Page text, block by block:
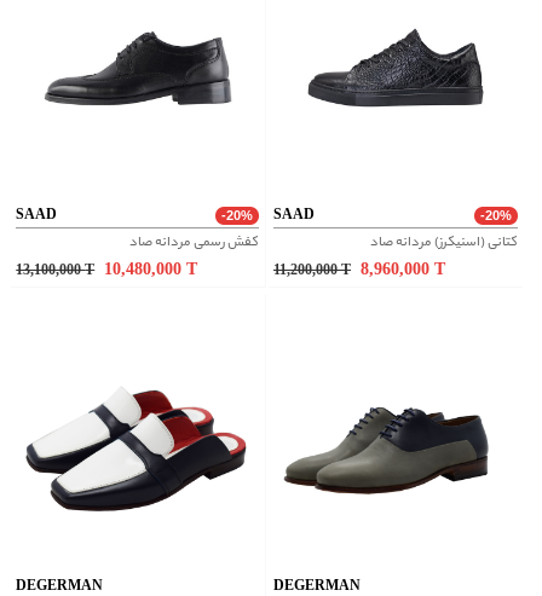
SAAD -20%
کفش رسمی مردانه صاد
13,100,000 T 10,480,000
SAAD -20%
کتانی (اسنیکرز) مردانه صاد
11,200,000 T 8,960,000
DEGERMAN DEGERMAN